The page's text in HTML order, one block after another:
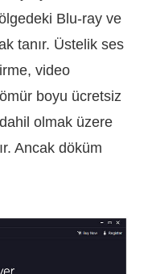
Blu-ray ve
tanır. Üstelik ses
video
boyu ücretsiz
olmak üzere
Ancak döküm